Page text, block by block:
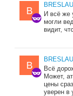
B
BRESLAU
И всё же
могли
видит,
B
BRESLAU
Всё
Может,
цены
уверен в